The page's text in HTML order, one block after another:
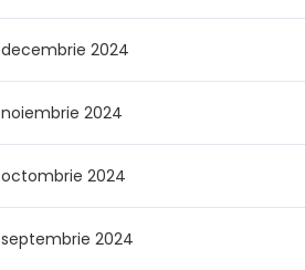
decembrie 2024
noiembrie 2024
octombrie 2024
septembrie 2024